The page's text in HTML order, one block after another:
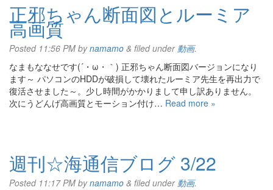
正邪ちゃん断面図とルーミア
高画質
Posted 11:56 PM bynamamo & filed under 動画.
なまもななせです(´・ω・｀) 正邪ちゃん断面図バージョンになり
ます～ パソコンのHDDが破損して壊れたルーミア先生を再出力で
復活させました～。少し時間がかかりまして申し訳ありません。
次にうどんげ高画質とモーション付け… Read more »
週刊☆海通信ブログ 3/22
Posted 11:17 PM bynamamo & filed under 動画.